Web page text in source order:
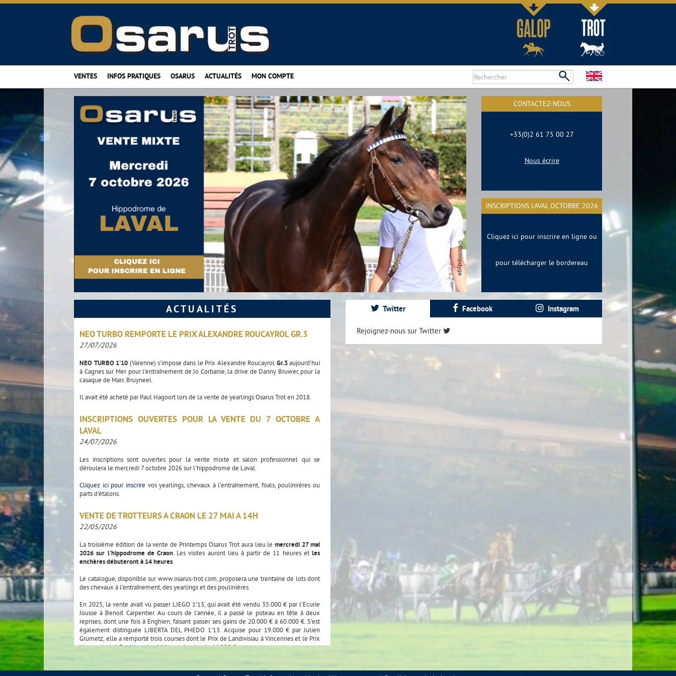
VENTES INFOS PRATIQUES OSARUS ACTUALITÉS MON COMPTE
CONTACTEZ-NOUS
+33(0)2 61 75 00 27
Nous écrire
INSCRIPTIONS LAVAL OCTOBRE 2026
Cliquez ici pour inscrire en ligne ou
pour télécharger le bordereau
ACTUALITÉS
NEO TURBO REMPORTE LE PRIX ALEXANDRE ROUCAYROL GR.3
27/07/2026
NEO TURBO 1'10 (Varenne) s'impose dans le Prix Alexandre Roucayrol Gr.3aujourd'hui
à Cagnes sur Mer pour l'entraînement de Jo Corbanie, la drive de Danny Bruwer, pour la
casaque de Marc Bruyneel.
Il avait été acheté par Paul Hagoort lors de la vente de yearlings Osarus Trot en 2018.
INSCRIPTIONS OUVERTES POUR LA VENTE DU 7 OCTOBRE A
LAVAL
24/07/2026
Les inscriptions sont ouvertes pour la vente mixte et salon professionnel qui se
déroulera le mercredi 7 octobre 2026 sur l'hippodrome de Laval.
Cliquez ici pour inscrire vos yearlings, chevaux à l'entraînement, foals, poulinirères ou
parts d'étalons.
VENTE DE TROTTEURS A CRAON LE 27 MAI A 14H
22/05/2026
La troisième édition de la vente de Printemps Osarus Trot aura lieu lemercredi 27 mai
2026 sur l'hippodrome de Craon. Les visites auront lieu à partir de 11 heures et les
enchères débuteront à 14 heures
Le catalogue, disponible sur www.osarus-trot.com, proposera une trentaine de lots dont
des chevaux à l'entraînement, des yearlings et des poulinières.
En 2025, la vente avait vu passer LIEGO 1'13, qui avait été vendu 35.000 € par l'Ecurie
Jousse à Benoit Carpentier. Au cours de l'année, il a passé le poteau en tête à deux
reprises, dont une fois à Enghien, faisant passer ses gains de 20.000 € à 60.000 €. S'est
également distinguée LIBERTA DEL PHEDO 1'13. Acquise pour 19.000 € par Julien
Grumetz, elle a remporté trois courses dont le Prix de Landivisiau à Vincennes et le Prix
Mauperthuis à Enghien, s'enrichissant de plus de 66.000 € en un an.
vainqueurs LYS PETTEVINIERE 1'11, gagnant à Fougères le 8 mai, KIWI DES
Twitter Facebook Instagram
Rejoignez-nous sur Twitter